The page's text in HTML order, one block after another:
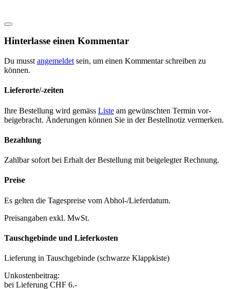
Hinterlasse einen Kommentar
Du musst angemeldet sein, um einen Kommentar schreiben zu
können.
Lieferorte/-zeiten
Ihre Bestel­lung wird gemäss Liste am gewün­scht­en Ter­min vor­
beige­bracht. Änderun­gen kön­nen Sie in der Bestell­no­tiz ver­merken.
Bezahlung
Zahlbar sofort bei Erhalt der Bestel­lung mit beigelegter Rech­nung.
Preise
Es gel­ten die Tage­spreise vom Abhol-/Liefer­da­tum.
Preisangaben exkl. MwSt.
Tauschgebinde und Lieferkosten
Liefer­ung in Tauschge­binde (schwarze Klapp­kiste)
Unkosten­beitrag:
bei Liefer­ung CHF 6.-